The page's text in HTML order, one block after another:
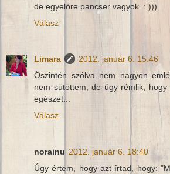
de egyelőre pancser vagyok. : )))
Válasz
Limara
2012. január 6. 15:46
Őszintén szólva nem nagyon
nem sütöttem, de úgy rémlik,
egészet...
Válasz
norainu 2012. január 6. 18:40
Úgy értem, hogy azt írtad, hogy: